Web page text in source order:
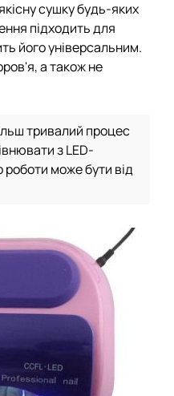
сушку будь-яких
підходить для
його універсальним.
а також не
тривалий процес
з LED-
може бути від